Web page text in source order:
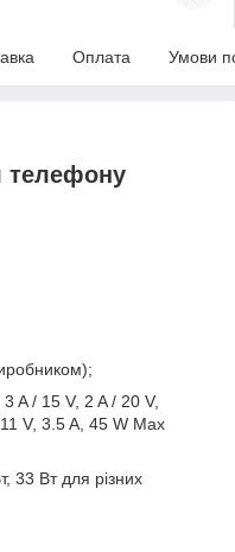
Оплата Умови
телефону
A / 15 V, 2 A / 20 V,
V, 3.5 A, 45 W Max
33 Вт для різних